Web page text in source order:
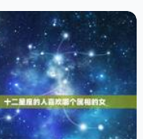
有更富激励性的火星
会变成惰性。